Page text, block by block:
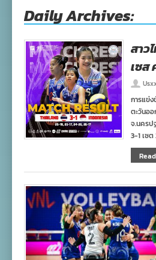
Daily Archives:
สาว
เซส
การแข่ง
ตะวันอ
จ.นครป
3-1 เซ